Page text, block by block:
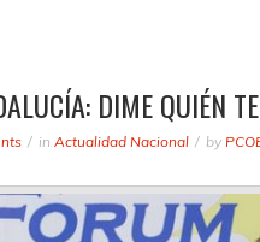
DIME QUIÉN
in Actualidad Nacional by